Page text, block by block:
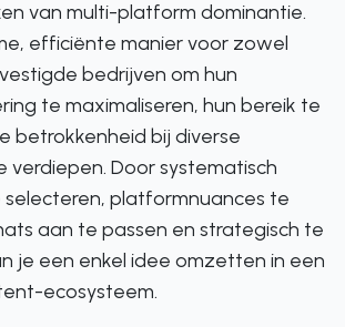
van multi-platform dominantie.
efficiënte manier voor zowel
bedrijven om hun
te maximaliseren, hun bereik te
betrokkenheid bij diverse
verdiepen. Door systematisch
platformnuances te
aan te passen en strategisch te
je een enkel idee omzetten in een
ecosysteem.